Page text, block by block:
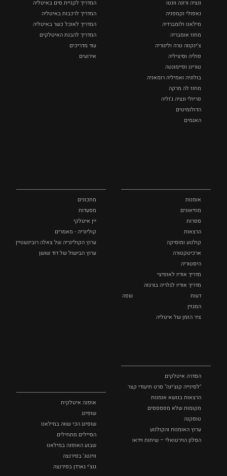
ונציה ורונה וונטו
נאפולי‏ וקמפניה
מילאנו ולומברדיה
מחוז אומבריה
צ'ינקווה טרה וליגוריה
פוליה וסיציליה ‏
טורינו ופיימונטה
בולוניה ואמיליה רומאניה
מחוז לה מרקה
פריולי ונציה ג'וליה
הדולומיטים
האגמים
המדריך לקניית סים באיטליה
המדריך לרכבות באיטליה
המדריך לאוכל כשר באיטליה
המדריך להבנת האיטלקים
עוד מדריכים
אירועים
אומנות
מוזיאונים
ספרות
הרצאות
קולנוע ומוסיקה
ארכיטקטורה
היסטוריה
מדריך אודיו לאופיצי
מדריך אודיו לגלריה בורגזה
דעות
שפה
המגזין
ציר הזמן של איטליה
מתכונים
מסעדות
יין איטלקי
קולינריה - מאמרים
ערוץ הקולינריה של צאלה רובינשטיין
ערוץ הבישול של דוד שושן
הסדרה איטלקים
"לסינייה קוצ'ינה" סרט תיעודי קצר
הרצאות בנושא אומנות
מקומות שלא מפספסים
טוסקנה
ערוץ האומנות והקולנוע
הסלון הוירטואלי – שיחות וידאו
אופנה איטלקית
שופינג
שופינג הכי שווה במילאנו
הסיילים מתחילים
שבוע האופנה במילאנו
ווינטג' בפירנצה
גוצ'י גארדן בפירנצה